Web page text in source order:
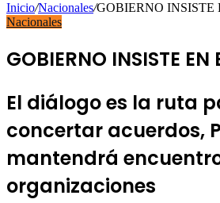
Inicio/Nacionales/GOBIERNO INSISTE
Nacionales
GOBIERNO INSISTE EN
El diálogo es la ruta
concertar acuerdos,
mantendrá
organizaciones